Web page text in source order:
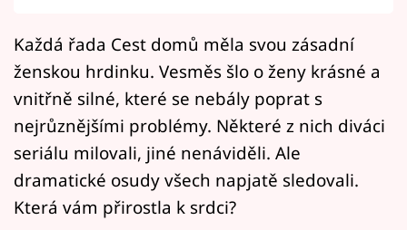
Mámy sobě
Přihlášení
Sledujte nás
Každá řada Cest domů měla svou zásadní
ženskou hrdinku. Vesměs šlo o ženy krásné a
vnitřně silné, které se nebály poprat s
nejrůznějšími problémy. Některé z nich diváci
seriálu milovali, jiné nenáviděli. Ale
dramatické osudy všech napjatě sledovali.
Která vám přirostla k srdci?